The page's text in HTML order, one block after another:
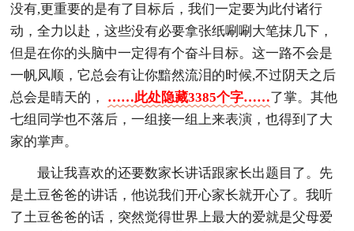
没有,更重要的是有了目标后，我们一定要为此付诸行
动，全力以赴，这些没有必要拿张纸唰唰大笔抹几下，
但是在你的头脑中一定得有个奋斗目标。这一路不会是
一帆风顺，它总会有让你黯然流泪的时候,不过阴天之后
总会是晴天的， ……此处隐藏3385个字……了掌。其他
七组同学也不落后，一组接一组上来表演，也得到了大
家的掌声。
最让我喜欢的还要数家长讲话跟家长出题目了。先
是土豆爸爸的讲话，他说我们开心家长就开心了。我听
了土豆爸爸的话，突然觉得世界上最大的爱就是父母爱